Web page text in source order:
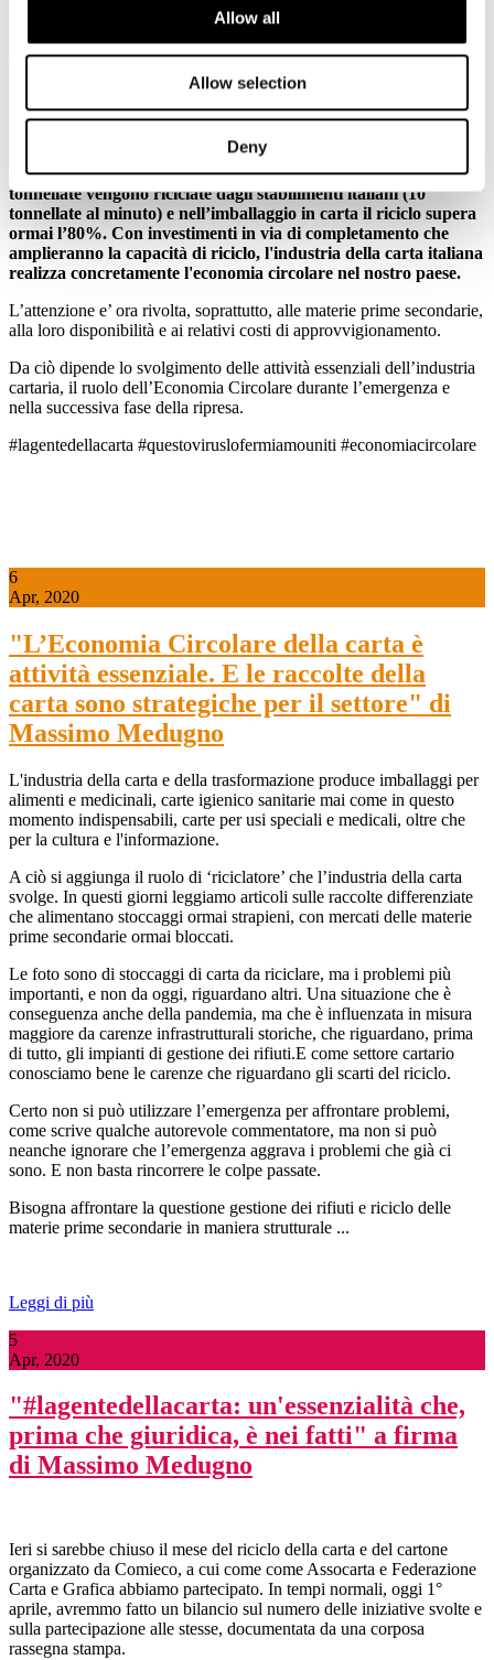
Allow all
Allow selection
Deny
è nei fatti. L'industria della carta e della trasformazione continua a
produrre - al servizio del paese - imballaggi per alimenti e
oltre che per la cultura e l'informazione.
Ma l’industria della carta svolge un ruolo strategico
nell’economia circolare del Paese: ogni anno più di 5 milioni di
tonnellate vengono riciclate dagli stabilimenti italiani (10
tonnellate al minuto) e nell’imballaggio in carta il riciclo supera
ormai l’80%. Con investimenti in via di completamento che
amplieranno la capacità di riciclo, l'industria della carta italiana
realizza concretamente l'economia circolare nel nostro paese.
L’attenzione e’ ora rivolta, soprattutto, alle materie prime secondarie,
alla loro disponibilità e ai relativi costi di approvvigionamento.
Da ciò dipende lo svolgimento delle attività essenziali dell’industria
cartaria, il ruolo dell’Economia Circolare durante l’emergenza e
nella successiva fase della ripresa.
#lagentedellacarta #questoviruslofermiamouniti #economiacircolare
6
Apr, 2020
"L’Economia Circolare della carta è
attività essenziale. E le raccolte della
carta sono strategiche per il settore" di
Massimo Medugno
L'industria della carta e della trasformazione produce imballaggi per
alimenti e medicinali, carte igienico sanitarie mai come in questo
momento indispensabili, carte per usi speciali e medicali, oltre che
per la cultura e l'informazione.
A ciò si aggiunga il ruolo di ‘riciclatore’ che l’industria della carta
svolge. In questi giorni leggiamo articoli sulle raccolte differenziate
che alimentano stoccaggi ormai strapieni, con mercati delle materie
prime secondarie ormai bloccati.
Le foto sono di stoccaggi di carta da riciclare, ma i problemi più
importanti, e non da oggi, riguardano altri. Una situazione che è
conseguenza anche della pandemia, ma che è influenzata in misura
maggiore da carenze infrastrutturali storiche, che riguardano, prima
di tutto, gli impianti di gestione dei rifiuti.E come settore cartario
conosciamo bene le carenze che riguardano gli scarti del riciclo.
Certo non si può utilizzare l’emergenza per affrontare problemi,
come scrive qualche autorevole commentatore, ma non si può
neanche ignorare che l’emergenza aggrava i problemi che già ci
sono. E non basta rincorrere le colpe passate.
Bisogna affrontare la questione gestione dei rifiuti e riciclo delle
materie prime secondarie in maniera strutturale ...
Leggi di più
5
Apr, 2020
"#lagentedellacarta: un'essenzialità che,
prima che giuridica, è nei fatti" a firma
di Massimo Medugno
Ieri si sarebbe chiuso il mese del riciclo della carta e del cartone
organizzato da Comieco, a cui come come Assocarta e Federazione
Carta e Grafica abbiamo partecipato. In tempi normali, oggi 1°
aprile, avremmo fatto un bilancio sul numero delle iniziative svolte e
sulla partecipazione alle stesse, documentata da una corposa
rassegna stampa.